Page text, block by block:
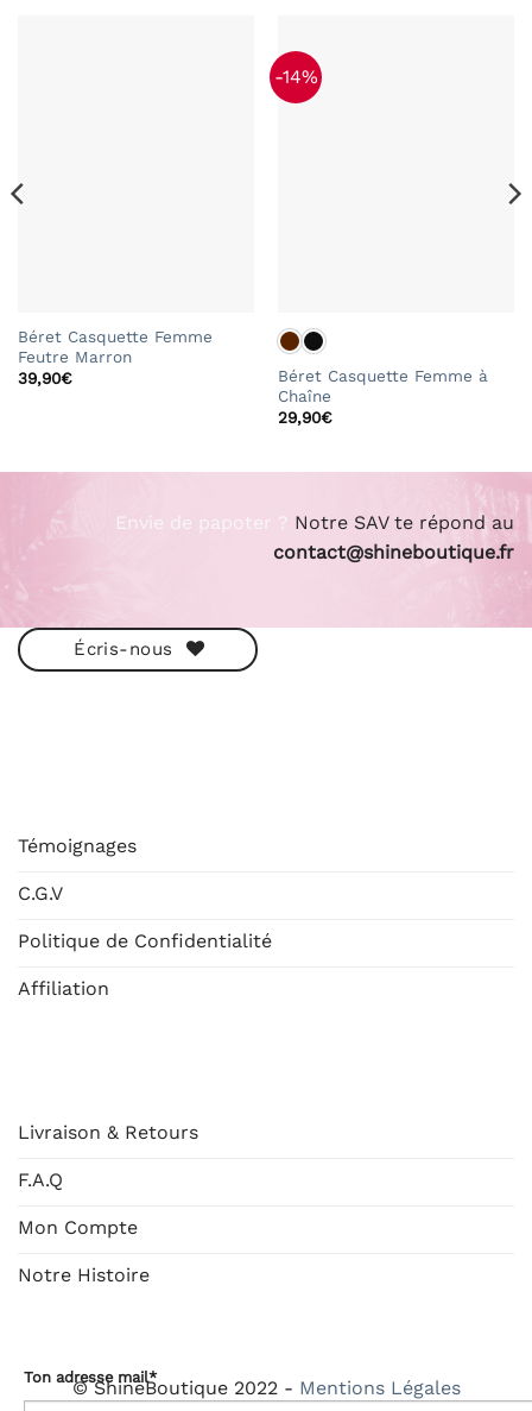
Béret Casquette Femme
Feutre Marron
39,90€
-14%
Béret Casquette Femme à
Chaîne
29,90€
Envie de papoter ? Notre SAV te répond au
contact@shineboutique.fr
Écris-nous
Témoignages
C.G.V
Politique de Confidentialité
Affiliation
Livraison & Retours
F.A.Q
Mon Compte
Notre Histoire
Ton adresse mail*
© ShineBoutique 2022 - Mentions Légales